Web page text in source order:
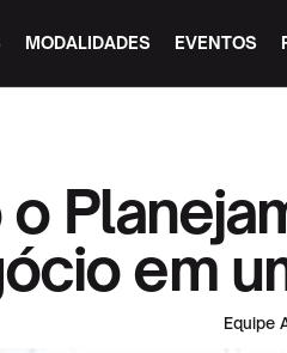
MODALIDADES EVENTOS
em
Equipe